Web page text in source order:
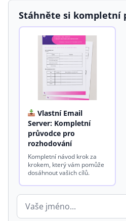
Stáhněte si kompletní
Vlastní Email
Server: Kompletní
průvodce pro
rozhodování
Kompletní návod krok za
krokem, který vám pomůže
dosáhnout vašich cílů.